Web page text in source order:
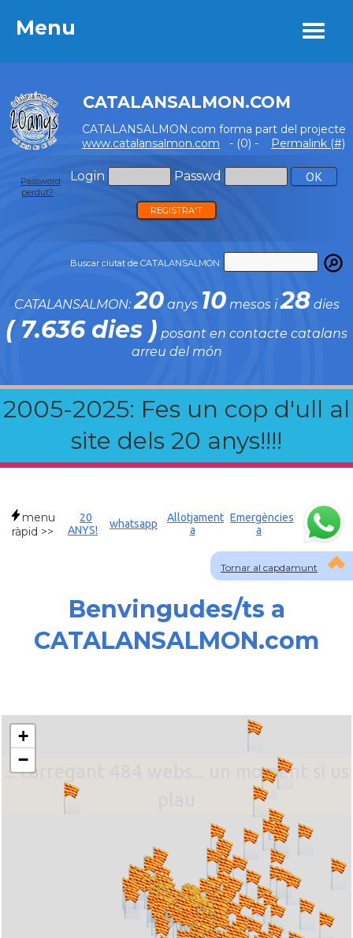
Menu
CATALANSALMON.COM
CATALANSALMON.com forma part del projecte
www.catalansalmon.com - (0) - Permalink (#)
Login Passwd
Password
perdut?
REGISTRA'T
Buscar ciutat de CATALANSALMON:
CATALANSALMON:20anys 10mesos i28 dies
( 7.636 dies ) posant en contacte catalans
arreu del món
2005-2025: Fes un cop d'ull al
site dels 20 anys!!!!
Menu
Tornar al capdamunt
menu
ràpid >>
20
ANYS!
whatsapp
Allotjament
a
Emergències
a
Benvingudes/ts a
CATALANSALMON.com
... carregant 484 webs... un moment si us
+
−